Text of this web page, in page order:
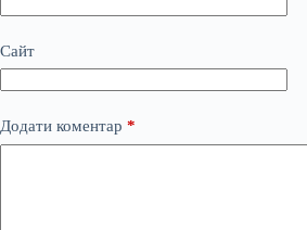
Сайт
Додати коментар *